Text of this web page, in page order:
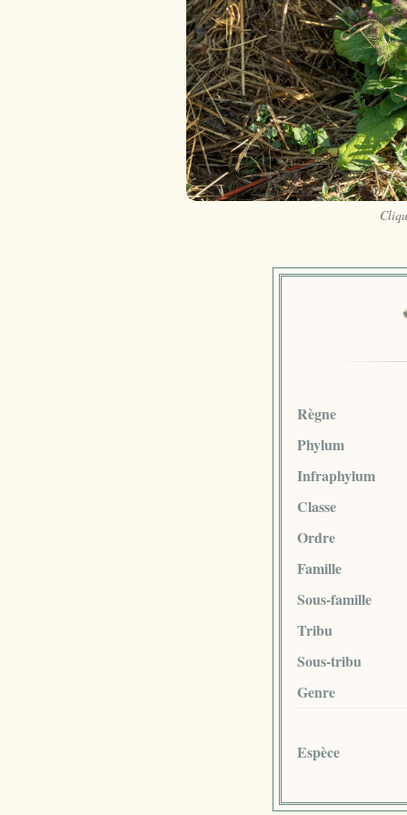
Règne
Phylum
Infraphylum
Classe
Ordre
Famille
Sous-famille
Tribu
Sous-tribu
Genre
Espèce